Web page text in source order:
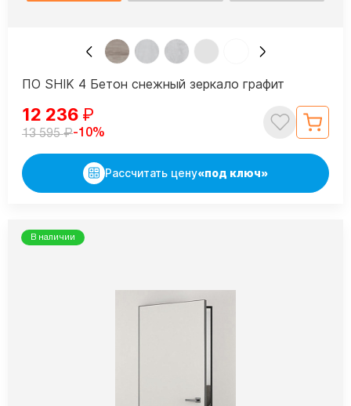
ПО SHIK 4 Бетон снежный зеркало графит
12 236 ₽
13 595₽-10%
Рассчитать цену«под ключ»
В наличии